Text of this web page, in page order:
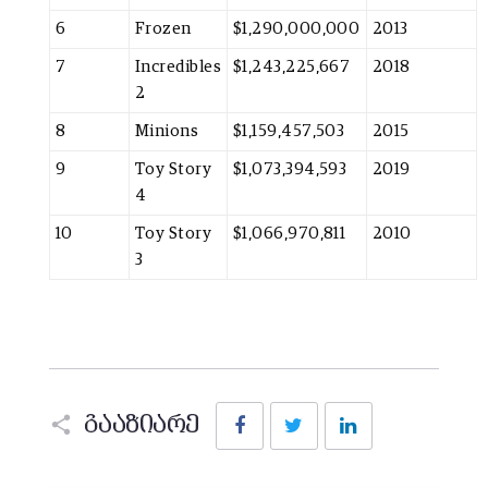
6 Frozen $1,290,000,000 2013
7
Incredibles
2
$1,243,225,667 2018
8 Minions $1,159,457,503 2015
9
Toy Story
4
$1,073,394,593 2019
10
Toy Story
3
$1,066,970,811 2010
გააზიარე
FacebookTwitter